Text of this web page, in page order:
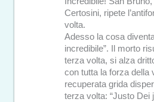
Certosini, ripete
volta.
Adesso la cosa
incredibile”. Il morto
terza volta, si alza
con tutta la forza della
recuperata grida
terza volta: “Justo Dei